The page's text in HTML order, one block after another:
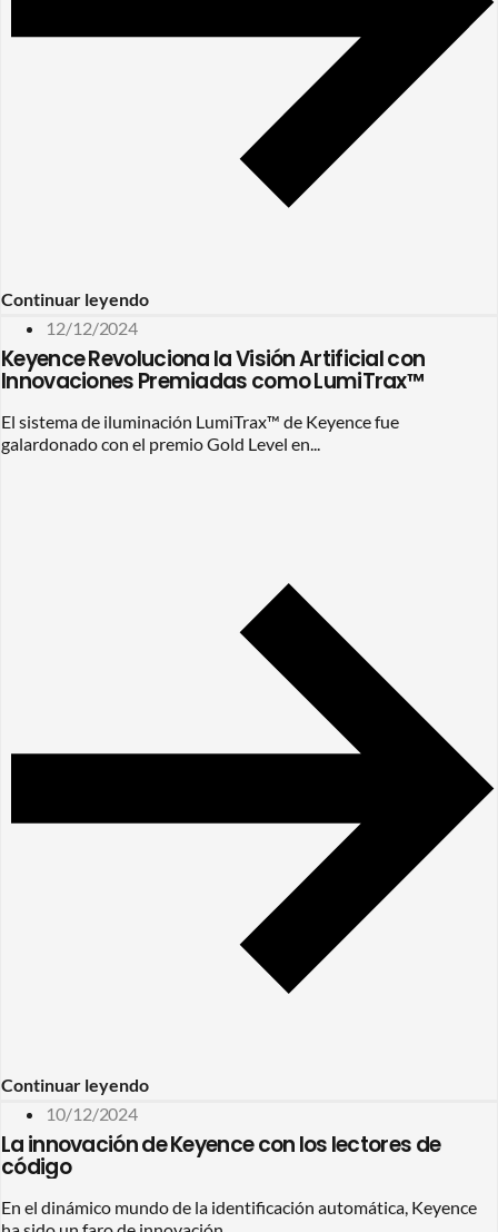
Continuar leyendo
12/12/2024
Keyence Revoluciona la Visión Artificial con
Innovaciones Premiadas como LumiTrax™
El sistema de iluminación LumiTrax™ de Keyence fue
galardonado con el premio Gold Level en...
Continuar leyendo
10/12/2024
La innovación de Keyence con los lectores de
código
En el dinámico mundo de la identificación automática, Keyence